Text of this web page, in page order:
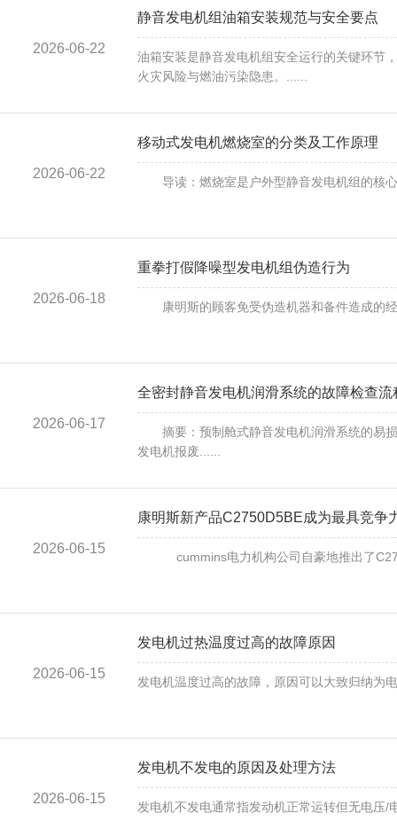
2026-06-22
静音发电机组油箱安装规范与安全要点
油箱安装是静音发电机组安全运行的关键环节
火灾风险与燃油污染隐患。......
2026-06-22
移动式发电机燃烧室的分类及工作原理
导读：燃烧室是户外型静音发电机组的核心
2026-06-18
重拳打假降噪型发电机组伪造行为
康明斯的顾客免受伪造机器和备件造成的
2026-06-17
全密封静音发电机润滑系统的故障检查流
摘要：预制舱式静音发电机润滑系统的易损
发电机报废......
2026-06-15
康明斯新产品C2750D5BE成为最具竞争
cummins电力机构公司自豪地推出了
2026-06-15
发电机过热温度过高的故障原因
发电机温度过高的故障，原因可以大致归纳为
2026-06-15
发电机不发电的原因及处理方法
发电机不发电通常指发动机正常运转但无电压/